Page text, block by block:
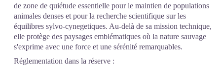
de zone de quiétude essentielle pour le maintien de populations
animales denses et pour la recherche scientifique sur les
équilibres sylvo-cynegetiques. Au-delà de sa mission technique,
elle protège des paysages emblématiques où la nature sauvage
s'exprime avec une force et une sérénité remarquables.
Réglementation dans la réserve :